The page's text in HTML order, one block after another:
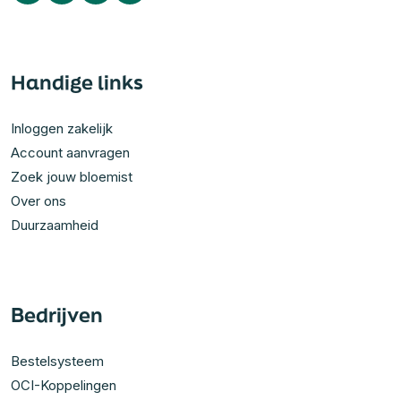
Handige links
Inloggen zakelijk
Account aanvragen
Zoek jouw bloemist
Over ons
Duurzaamheid
Bedrijven
Bestelsysteem
OCI-Koppelingen